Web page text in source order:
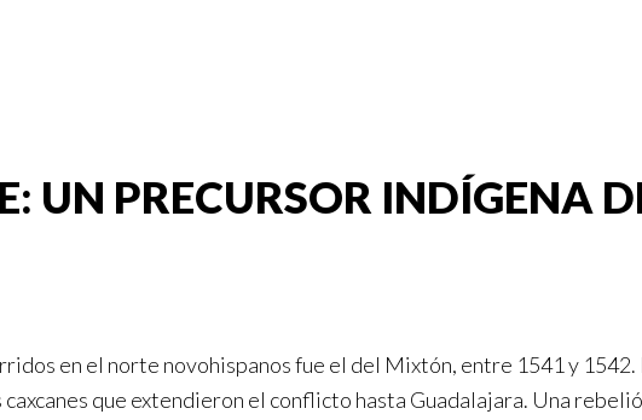
UN PRECURSOR INDÍGENA
en el norte novohispanos fue el del Mixtón, entre 1541 y 1542.
que extendieron el conflicto hasta Guadalajara. Una